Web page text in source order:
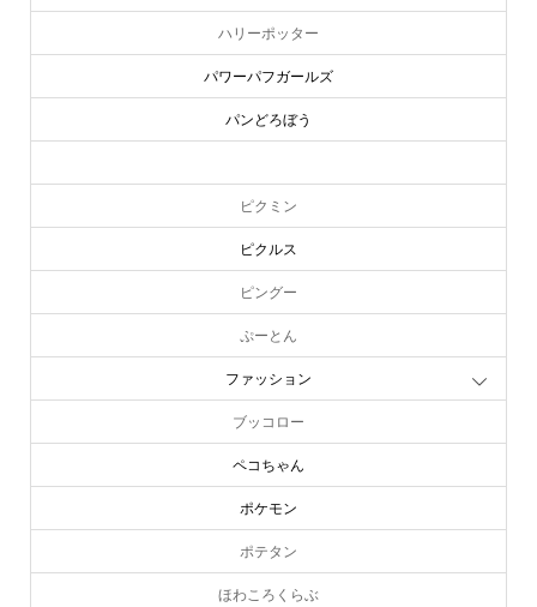
ハリーポッター
パワーパフガールズ
パンどろぼう
ピクミン
ピクルス
ピングー
ぷーとん
ファッション
ブッコロー
ペコちゃん
ポケモン
ポテタン
ほわころくらぶ